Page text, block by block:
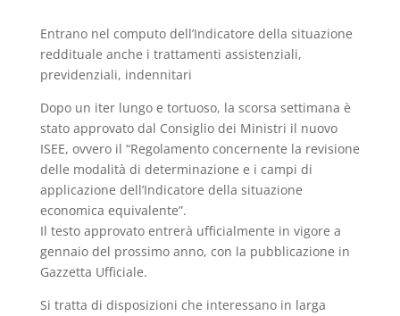
Entrano nel computo dell’Indicatore della situazione
reddituale anche i trattamenti assistenziali,
previdenziali, indennitari
Dopo un iter lungo e tortuoso, la scorsa settimana è
stato approvato dal Consiglio dei Ministri il nuovo
ISEE, ovvero il “Regolamento concernente la revisione
delle modalità di determinazione e i campi di
applicazione dell’Indicatore della situazione
economica equivalente”.
Il testo approvato entrerà ufficialmente in vigore a
gennaio del prossimo anno, con la pubblicazione in
Gazzetta Ufficiale.
Si tratta di disposizioni che interessano in larga